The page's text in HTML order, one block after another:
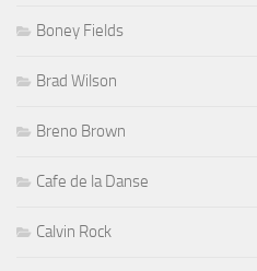
Boney Fields
Brad Wilson
Breno Brown
Cafe de la Danse
Calvin Rock